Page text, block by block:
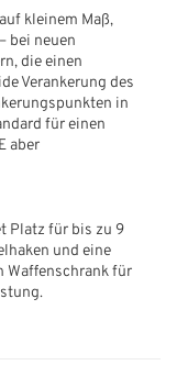
kleinem Maß,
bei neuen
die einen
Verankerung des
in
für einen
aber
Platz für bis zu 9
und eine
Waffenschrank für